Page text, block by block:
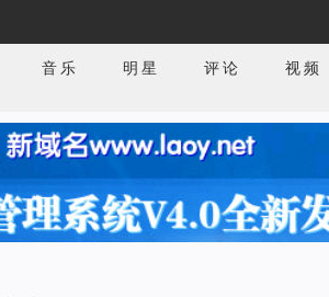
音乐 明星 评论 视频